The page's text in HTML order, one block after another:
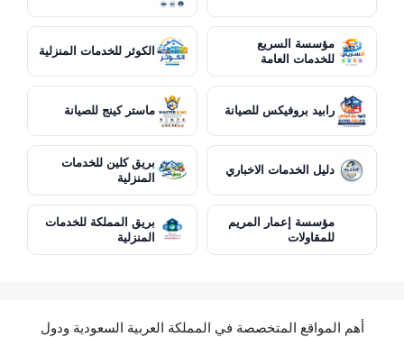
مؤسسة السريع
للخدمات العامة
الكوثر للخدمات المنزلية
رابيد بروفيكس للصيانة ماستر كينج للصيانة
دليل الخدمات الاخباري
بريق كلين للخدمات
المنزلية
مؤسسة إعمار المريم
للمقاولات
بريق المملكة للخدمات
المنزلية
أهم المواقع المتخصصة في المملكة العربية السعودية ودول